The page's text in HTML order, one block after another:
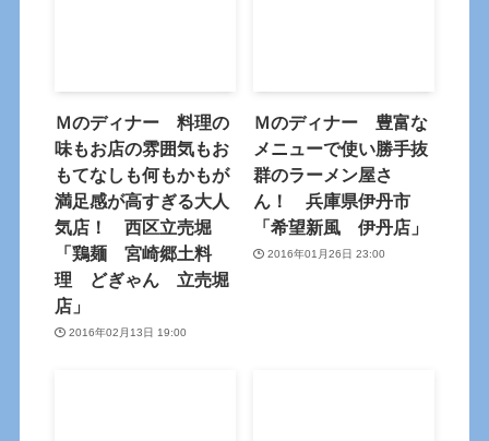
Ｍのディナー 料理の
味もお店の雰囲気もお
もてなしも何もかもが
満足感が高すぎる大人
気店！ 西区立売堀
「鶏麺 宮崎郷土料
理 どぎゃん 立売堀
店」
2016年02月13日 19:00
Ｍのディナー 豊富な
メニューで使い勝手抜
群のラーメン屋さ
ん！ 兵庫県伊丹市
「希望新風 伊丹店」
2016年01月26日 23:00